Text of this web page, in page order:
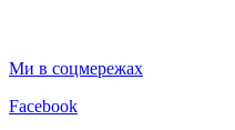
Ми в соцмережах
Facebook